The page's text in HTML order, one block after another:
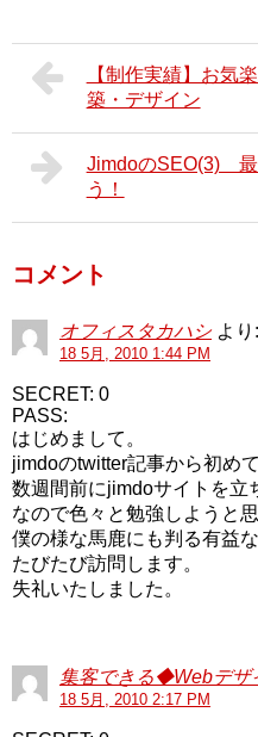
【制作実績】お気
築・デザイン
JimdoのSEO(3) 最
う！
コメント
オフィスタカハシ より:
18 5月, 2010 1:44 PM
SECRET: 0
PASS:
はじめまして。
jimdoのtwitter記事から初め
数週間前にjimdoサイトを立
なので色々と勉強しようと
僕の様な馬鹿にも判る有益
たびたび訪問します。
失礼いたしました。
集客できる◆Webデザ
18 5月, 2010 2:17 PM